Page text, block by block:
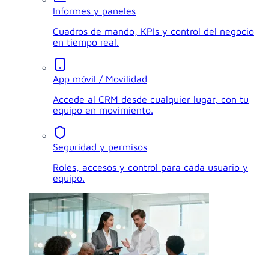
Informes y paneles
Cuadros de mando, KPIs y control del negocio
en tiempo real.
App móvil / Movilidad
Accede al CRM desde cualquier lugar, con tu
equipo en movimiento.
Seguridad y permisos
Roles, accesos y control para cada usuario y
equipo.